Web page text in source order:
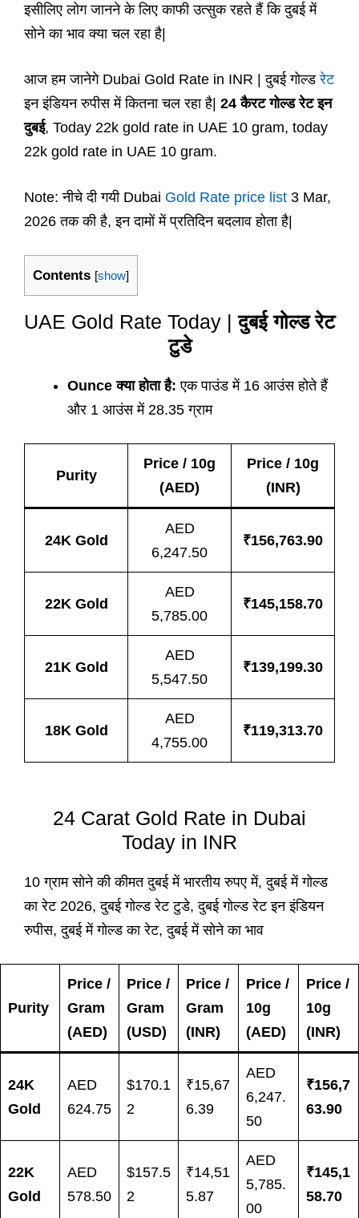
इसीलिए लोग जानने के लिए काफी उत्सुक रहते हैं कि दुबई में
सोने का भाव क्या चल रहा है|
आज हम जानेगे Dubai Gold Rate in INR | दुबई गोल्डरेट
इन इंडियन रुपीस में कितना चल रहा है| 24 कैरट गोल्ड रेट इन
दुबई, Today 22k gold rate in UAE 10 gram, today
22k gold rate in UAE 10 gram.
Note: नीचे दी गयी Dubai Gold Rate price list 3 Mar,
2026 तक की है, इन दामों में प्रतिदिन बदलाव होता है|
Contents [show]
UAE Gold Rate Today |दुबई गोल्ड रेट
टुडे
Ounce क्या होता है: एक पाउंड में 16 आउंस होते हैं
और 1 आउंस में 28.35 ग्राम
Purity
Price / 10g
(AED)
Price / 10g
(INR)
24K Gold
AED
6,247.50
₹156,763.90
22K Gold
AED
5,785.00
₹145,158.70
21K Gold
AED
5,547.50
₹139,199.30
18K Gold
AED
4,755.00
₹119,313.70
24 Carat Gold Rate in Dubai
Today in INR
10 ग्राम सोने की कीमत दुबई में भारतीय रुपए में, दुबई में गोल्ड
का रेट 2026, दुबई गोल्ड रेट टुडे, दुबई गोल्ड रेट इन इंडियन
रुपीस, दुबई में गोल्ड का रेट, दुबई में सोने का भाव
Purity
Price /
Gram
(AED)
Price /
Gram
(USD)
Price /
Gram
(INR)
Price /
10g
(AED)
Price /
10g
(INR)
24K
Gold
AED
624.75
$170.1
2
₹15,67
6.39
AED
6,247.
50
₹156,7
63.90
22K
Gold
AED
578.50
$157.5
2
₹14,51
5.87
AED
5,785.
00
₹145,1
58.70